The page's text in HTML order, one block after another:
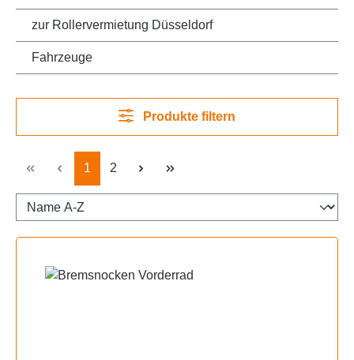
zur Rollervermietung Düsseldorf
Fahrzeuge
Produkte filtern
Seite
1 Seite
2